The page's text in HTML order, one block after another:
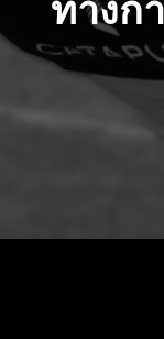
ทางก